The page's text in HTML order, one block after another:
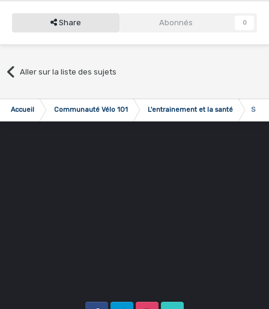
Share Abonnés 0
Aller sur la liste des sujets
Accueil Communauté Vélo 101 L'entrainement et la santé